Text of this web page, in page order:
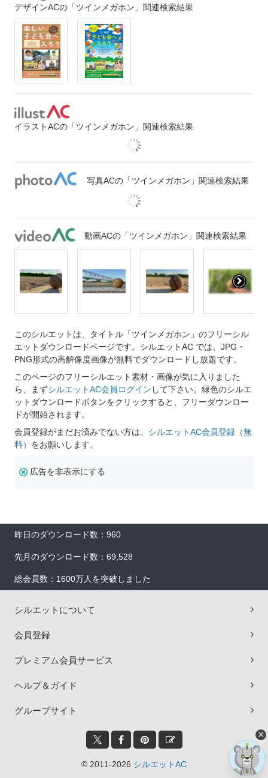
デザインACの「ツインメガホン」関連検索結果
イラストACの「ツインメガホン」関連検索結果
写真ACの「ツインメガホン」関連検索結果
動画ACの「ツインメガホン」関連検索結果
このシルエットは、タイトル「ツインメガホン」のフリーシル
エットダウンロードページです。シルエットAC では、JPG・
PNG形式の高解像度画像が無料でダウンロードし放題です。
このページのフリーシルエット素材・画像が気に入りました
ら、まずシルエットAC会員ログイン して下さい。緑色のシルエ
ットダウンロードボタンをクリックすると、フリーダウンロー
ドが開始されます。
会員登録がまだお済みでない方は、 シルエットAC会員登録（無
料） をお願いします。
広告を非表示にする
昨日のダウンロード数：960
先月のダウンロード数：69,528
総会員数：1600万人を突破しました
シルエットについて
会員登録
プレミアム会員サービス
ヘルプ＆ガイド
グループサイト
© 2011-2026 シルエットAC
×